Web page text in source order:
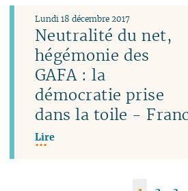
Neutralité du net,
hégémonie des
GAFA : la
démocratie prise
dans la toile -
Lundi 18 décembre 2017
Lire